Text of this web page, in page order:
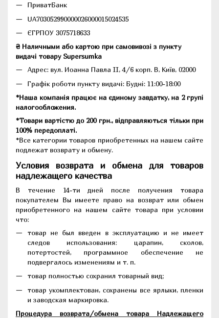
ПриватБанк
UA703052990000026000015024535
ЄГРПОУ 3075718633
₴ Наличными або картою при самовивозі з пункту
видачі товару Supersumka
Адрес: вул. Иоанна Павла II, 4/6 корп. В, Київ, 02000
Графік роботи пункту видачі: Будні: 11:00-18:00
*Наша компанія працює на єдиному завдатку, на 2 групі
налогообложения.
*Товари вартістю до 200 грн., відправляються тільки при
100% передоплаті.
*Все категории товаров приобретенных на нашем сайте
подлежат возврату и обмену.
Условия возврата и обмена для товаров
надлежащего качества
В течение 14-ти дней после получения товара
покупателем Вы имеете право на возврат или обмен
приобретенного на нашем сайте товара при условии
что:
товар не был введен в эксплуатацию и не имеет
следов использования: царапин, сколов,
потертостей, программное обеспечение не
подвергалось изменениям и т. п.
товар полностью сохранил товарный вид;
товар укомплектован, сохранены все ярлыки, пленки
и заводская маркировка.
Процедура возврата/обмена товара Надлежащего